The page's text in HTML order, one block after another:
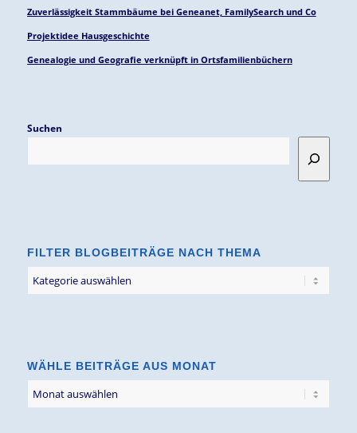
Zuverlässigkeit Stammbäume bei Geneanet, FamilySearch und Co
Projektidee Hausgeschichte
Genealogie und Geografie verknüpft in Ortsfamilienbüchern
Suchen
FILTER BLOGBEITRÄGE NACH THEMA
Filter
Blogbeiträge
WÄHLE BEITRÄGE AUS MONAT